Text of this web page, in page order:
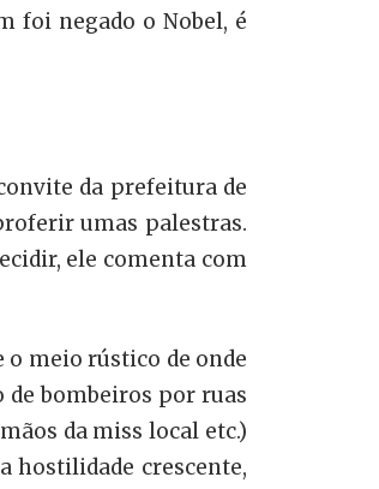
foi negado o Nobel, é
da prefeitura de
umas palestras.
ele comenta com
o meio rústico de onde
bombeiros por ruas
da miss local etc.)
hostilidade crescente,